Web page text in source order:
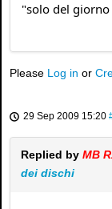
"solo del
Please Log in or
29 Sep 2009 15:20
Replied by MB
dei dischi